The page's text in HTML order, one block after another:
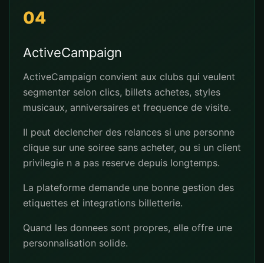
04
ActiveCampaign
ActiveCampaign convient aux clubs qui veulent
segmenter selon clics, billets achetes, styles
musicaux, anniversaires et frequence de visite.
Il peut declencher des relances si une personne
clique sur une soiree sans acheter, ou si un client
privilegie n a pas reserve depuis longtemps.
La plateforme demande une bonne gestion des
etiquettes et integrations billetterie.
Quand les donnees sont propres, elle offre une
personnalisation solide.